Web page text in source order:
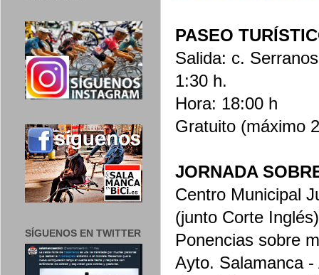
PASEO
Salida: c.
1:30 h.
Hora: 18:00 h
Gratuito (máximo
JORNADA
Centro Municipal
(junto Corte
Ponencias sobre
Ayto. Salamanca
SÍGUENOS EN TWITTER